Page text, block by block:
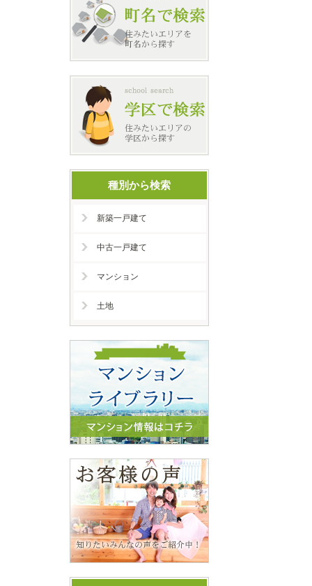
種別から検索
新築一戸建て
中古一戸建て
マンション
土地